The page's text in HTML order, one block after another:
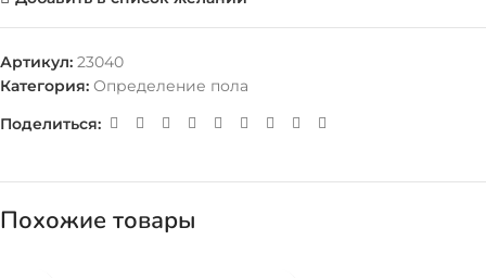
Артикул: 23040
Категория: Определение пола
Поделиться:
Похожие товары